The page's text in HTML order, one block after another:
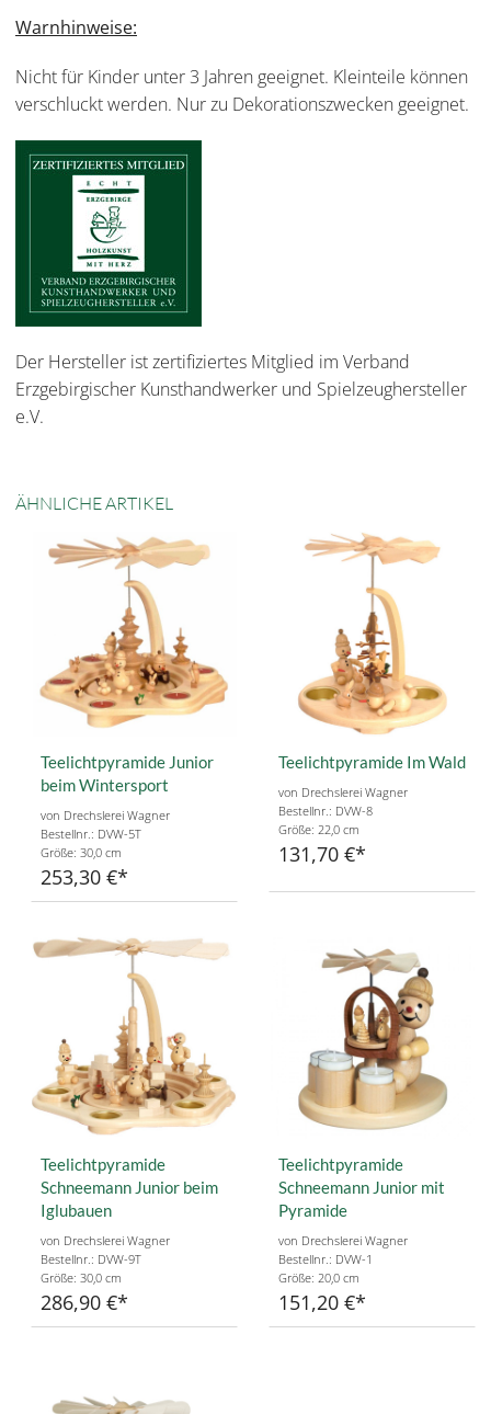
Warnhinweise:
Nicht für Kinder unter 3 Jahren geeignet. Kleinteile können
verschluckt werden. Nur zu Dekorationszwecken geeignet.
Der Hersteller ist zertifiziertes Mitglied im Verband
Erzgebirgischer Kunsthandwerker und Spielzeughersteller
e.V.
ÄHNLICHE ARTIKEL
Teelichtpyramide Junior
beim Wintersport
von Drechslerei Wagner
Bestellnr.: DVW-5T
Größe: 30,0 cm
253,30 €
Teelichtpyramide Im Wald
von Drechslerei Wagner
Bestellnr.: DVW-8
Größe: 22,0 cm
131,70 €
Teelichtpyramide
Schneemann Junior beim
Iglubauen
von Drechslerei Wagner
Bestellnr.: DVW-9T
Größe: 30,0 cm
286,90 €
Teelichtpyramide
Schneemann Junior mit
Pyramide
von Drechslerei Wagner
Bestellnr.: DVW-1
Größe: 20,0 cm
151,20 €